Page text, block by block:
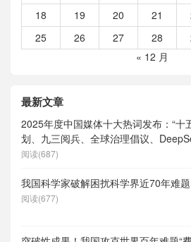
18
19 20 21
25
26 27 28
« 12 月
最新文章
2025年度中国媒体十大热词发布：“十
划、九三阅兵、全球治理倡议、
度求索）、人形机器人、苏超、票根经
阅读(687)
我国科学家破解困扰科学界近70年难题
阅读(677)